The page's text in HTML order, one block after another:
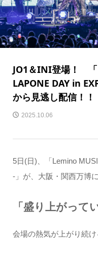
JO1＆INI登場！
LAPONE DAY in
から見逃し配信！！
2025.10.06
5日(日)、「Lemino
-」が、大阪・関西万博
「盛り上がって
会場の熱気が上がり続け